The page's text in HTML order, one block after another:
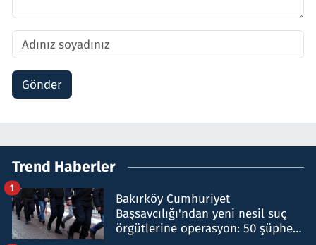
Gönder
Trend Haberler
Bakırköy Cumhuriyet
Başsavcılığı'ndan yeni nesil suç
örgütlerine operasyon: 50 şüpheli
1